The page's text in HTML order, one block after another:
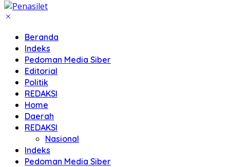
Beranda
Indeks
Pedoman Media Siber
Editorial
Politik
REDAKSI
Home
Daerah
REDAKSI
Nasional
Indeks
Pedoman Media Siber